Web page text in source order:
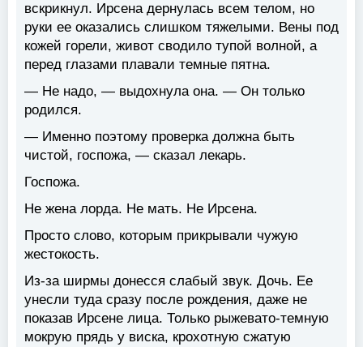
вскрикнул. Ирсена дернулась всем телом, но
руки ее оказались слишком тяжелыми. Вены под
кожей горели, живот сводило тупой волной, а
перед глазами плавали темные пятна.
— Не надо, — выдохнула она. — Он только
родился.
— Именно поэтому проверка должна быть
чистой, госпожа, — сказал лекарь.
Госпожа.
Не жена лорда. Не мать. Не Ирсена.
Просто слово, которым прикрывали чужую
жестокость.
Из-за ширмы донесся слабый звук. Дочь. Ее
унесли туда сразу после рождения, даже не
показав Ирсене лица. Только рыжевато-темную
мокрую прядь у виска, крохотную сжатую